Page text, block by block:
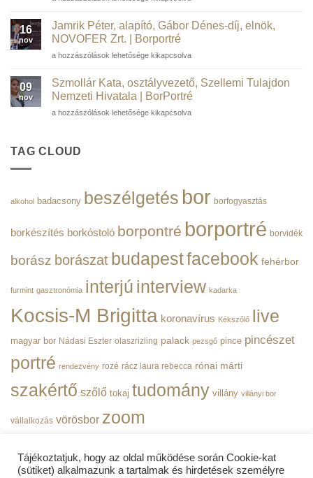
tagja,
a
volt
|
Borportré
ügyvezető
és
társalapító,
Salarify
Borportré
bejegyzéshez
16
nov
Jamrik Péter, alapító, Gábor Dénes-díj, elnök,
NOVOFER Zrt. | Borportré
Jamrik
alapító,
Gábor
Dénes-
díj,
Zrt.
a hozzászólások lehetősége kikapcsolva
09
nov
Szmollár Kata, osztályvezető, Szellemi Tulajdon
Nemzeti Hivatala | BorPortré
Szmollár
Szellemi
BorPortré
a hozzászólások lehetősége kikapcsolva
TAG CLOUD
alkohol badacsony beszélgetés bor borfogyasztás
borkészítés borkóstoló borpontré borportré borvidék
borász borászat budapestfacebook fehérbor
furmint gasztronómia interjú interview kadarka
Kocsis-M Brigitta koronavírus Kékszőlő live
magyar bor Nádasi Eszter olaszrizling palack pezsgő pince pincészet
portré rendezvény rozé rácz laura rebecca rónai márti
szakértő szőlő tokaj tudomány villány villányi bor
vállalkozás vörösbor zoom
Tájékoztatjuk, hogy az oldal működése során Cookie-kat
(sütiket) alkalmazunk a tartalmak és hirdetések személyre